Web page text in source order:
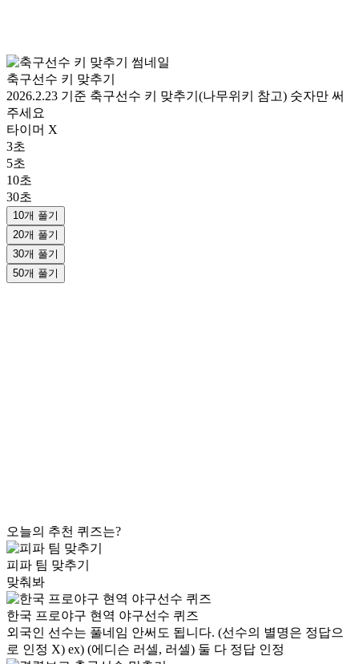
축구선수 키 맞추기
2026.2.23 기준 축구선수 키 맞추기(나무위키 참고) 숫자만 써
주세요
타이머 X
3초
5초
10초
30초
10개 풀기
20개 풀기
30개 풀기
50개 풀기
오늘의 추천 퀴즈는?
피파 팀 맞추기
맞춰봐
한국 프로야구 현역 야구선수 퀴즈
외국인 선수는 풀네임 안써도 됩니다. (선수의 별명은 정답으
로 인정 X) ex) (에디슨 러셀, 러셀) 둘 다 정답 인정